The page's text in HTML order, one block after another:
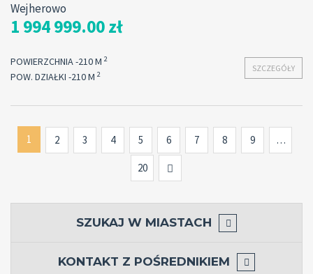
Wejherowo
1 994 999.00 zł
SZCZEGÓŁY
POWIERZCHNIA -210 M 2
POW. DZIAŁKI -210 M 2
1 2 3 4 5 6 7 8 9 …
20
SZUKAJ W MIASTACH
KONTAKT Z POŚREDNIKIEM